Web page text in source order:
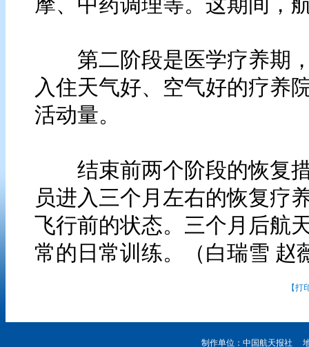
摩、中药调理等。这期间，
第二阶段是医学疗养期，
入住天气好、空气好的疗养
活动量。
结束前两个阶段的恢复措
员进入三个月左右的恢复疗
飞行前的状态。三个月后航
常的日常训练。（白瑞雪 赵
【打
制作单位：中国航天报社